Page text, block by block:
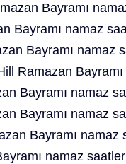
Bayramı
Bayramı namaz
Bayramı namaz
Ramazan
Bayramı namaz
Bayramı namaz
Bayramı namaz
namaz